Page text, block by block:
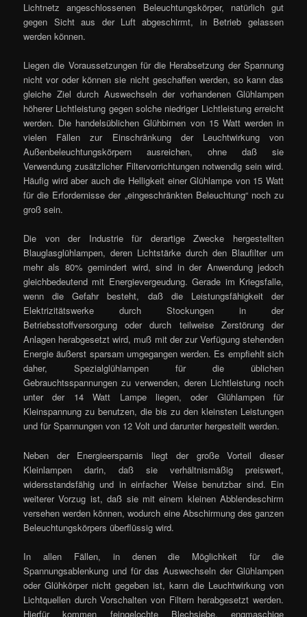
Lichtnetz angeschlossenen Beleuchtungskörper, natürlich gut
gegen Sicht aus der Luft abgeschirmt, in Betrieb gelassen
werden können.
Liegen die Voraussetzungen für die Herabsetzung der Spannung
nicht vor oder können sie nicht geschaffen werden, so kann das
gleiche Ziel durch Auswechseln der vorhandenen Glühlampen
höherer Lichtleistung gegen solche niedriger Lichtleistung erreicht
werden. Die handelsüblichen Glühbirnen von 15 Watt werden in
vielen Fällen zur Einschränkung der Leuchtwirkung von
Außenbeleuchtungskörpern ausreichen, ohne daß sie
Verwendung zusätzlicher Filtervorrichtungen notwendig sein wird.
Häufig wird aber auch die Helligkeit einer Glühlampe von 15 Watt
für die Erfordernisse der „eingeschränkten Beleuchtung“ noch zu
groß sein.
Die von der Industrie für derartige Zwecke hergestellten
Blauglasglühlampen, deren Lichtstärke durch den Blaufilter um
mehr als 80% gemindert wird, sind in der Anwendung jedoch
gleichbedeutend mit Energievergeudung. Gerade im Kriegsfalle,
wenn die Gefahr besteht, daß die Leistungsfähigkeit der
Elektrizitätswerke durch Stockungen in der
Betriebsstoffversorgung oder durch teilweise Zerstörung der
Anlagen herabgesetzt wird, muß mit der zur Verfügung stehenden
Energie äußerst sparsam umgegangen werden. Es empfiehlt sich
daher, Spezialglühlampen für die üblichen
Gebrauchtsspannungen zu verwenden, deren Lichtleistung noch
unter der 14 Watt Lampe liegen, oder Glühlampen für
Kleinspannung zu benutzen, die bis zu den kleinsten Leistungen
und für Spannungen von 12 Volt und darunter hergestellt werden.
Neben der Energieersparnis liegt der große Vorteil dieser
Kleinlampen darin, daß sie verhältnismäßig preiswert,
widersstandsfähig und in einfacher Weise benutzbar sind. Ein
weiterer Vorzug ist, daß sie mit einem kleinen Abblendeschirm
versehen werden können, wodurch eine Abschirmung des ganzen
Beleuchtungskörpers überflüssig wird.
In allen Fällen, in denen die Möglichkeit für die
Spannungsablenkung und für das Auswechseln der Glühlampen
oder Glühkörper nicht gegeben ist, kann die Leuchtwirkung von
Lichtquellen durch Vorschalten von Filtern herabgesetzt werden.
Hierfür kommen feingelochte Blechsiebe, engmaschige